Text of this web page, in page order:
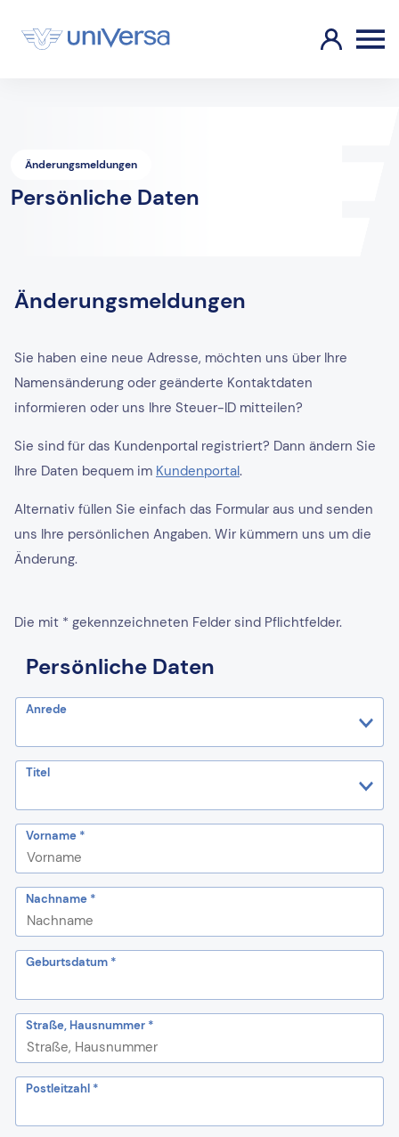
Änderungsmeldungen
Persönliche Daten
Änderungsmeldungen
Sie haben eine neue Adresse, möchten uns über Ihre
Namensänderung oder geänderte Kontaktdaten
informieren oder uns Ihre Steuer-ID mitteilen?
Sie sind für das Kundenportal registriert? Dann ändern Sie
Ihre Daten bequem im Kundenportal.
Alternativ füllen Sie einfach das Formular aus und senden
uns Ihre persönlichen Angaben. Wir kümmern uns um die
Änderung.
Die mit * gekennzeichneten Felder sind Pflichtfelder.